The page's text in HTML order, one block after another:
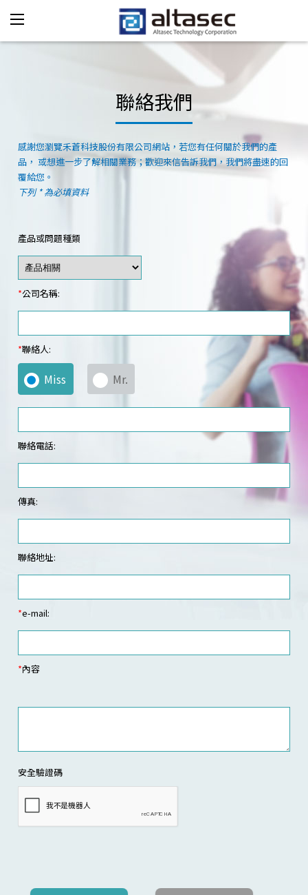
聯絡我們
感謝您瀏覽禾蒼科技股份有限公司網站，若您有任何關於我們的產
品， 或想進一步了解相關業務；歡迎來信告訴我們，我們將盡速的回
覆給您。
下列 * 為必填資料
產品或問題種類
*公司名稱:
*聯絡人:
Miss Mr.
聯絡電話:
傳真:
聯絡地址:
*e-mail:
*內容
安全驗證碼